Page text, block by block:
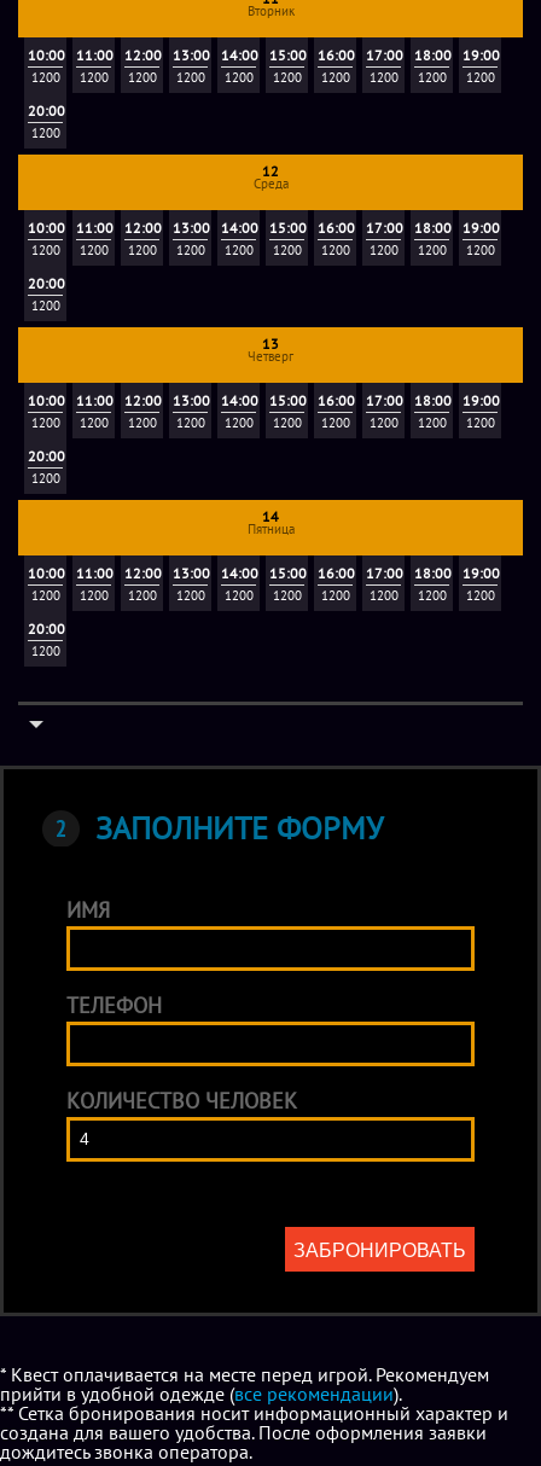
Вторник
10:00
1200
11:00
1200
12:00
1200
13:00
1200
14:00
1200
15:00
1200
16:00
1200
17:00
1200
18:00
1200
19:00
1200
20:00
1200
12
Среда
10:00
1200
11:00
1200
12:00
1200
13:00
1200
14:00
1200
15:00
1200
16:00
1200
17:00
1200
18:00
1200
19:00
1200
20:00
1200
13
Четверг
10:00
1200
11:00
1200
12:00
1200
13:00
1200
14:00
1200
15:00
1200
16:00
1200
17:00
1200
18:00
1200
19:00
1200
20:00
1200
14
Пятница
10:00
1200
11:00
1200
12:00
1200
13:00
1200
14:00
1200
15:00
1200
16:00
1200
17:00
1200
18:00
1200
19:00
1200
20:00
1200
ЗАПОЛНИТЕ ФОРМУ
ИМЯ
ТЕЛЕФОН
КОЛИЧЕСТВО ЧЕЛОВЕК
ЗАБРОНИРОВАТЬ
* Квест оплачивается на месте перед игрой. Рекомендуем
прийти в удобной одежде (все рекомендации).
** Сетка бронирования носит информационный характер и
создана для вашего удобства. После оформления заявки
дождитесь звонка оператора.